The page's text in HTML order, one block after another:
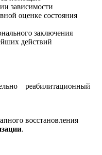
зависимости
оценке состояния
заключения
действий
– реабилитационный
восстановления
.